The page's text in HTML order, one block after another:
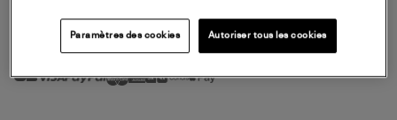
MODE DE PAIEMENT
Paramètres des cookies Autoriser tous les cookies